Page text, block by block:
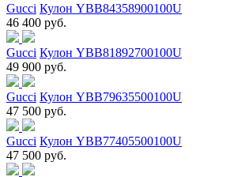
Gucci Кулон YBB84358900100U
46 400 руб.
Gucci Кулон YBB81892700100U
49 900 руб.
Gucci Кулон YBB79635500100U
47 500 руб.
Gucci Кулон YBB77405500100U
47 500 руб.